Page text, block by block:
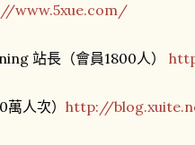
www.5xue.com/
站長（會員1800人）
人次） http://